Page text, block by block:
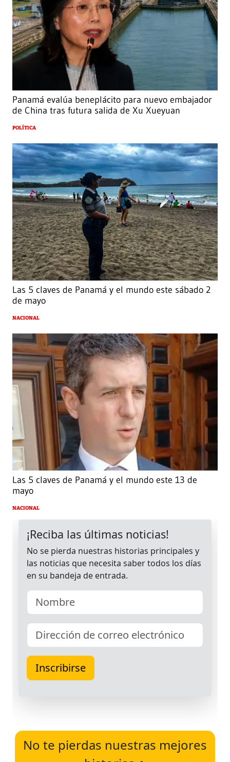
Panamá evalúa beneplácito para nuevo embajador
de China tras futura salida de Xu Xueyuan
POLÍTICA
Las 5 claves de Panamá y el mundo este sábado 2
de mayo
NACIONAL
Las 5 claves de Panamá y el mundo este 13 de
mayo
NACIONAL
No te pierdas nuestras mejores